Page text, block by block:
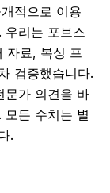
적으로 이용
우리는 포브스
자료, 복싱 프
검증했습니다.
문가 의견을 바
모든 수치는 별
.